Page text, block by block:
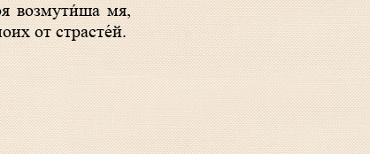
возмути́ша мя,
от страсте́й.